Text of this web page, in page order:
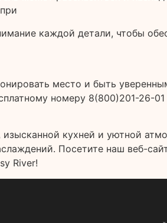
каждой детали, чтобы
место и быть
номеру 8(800)201-26-
кухней и уютной
Посетите наш веб-
River!